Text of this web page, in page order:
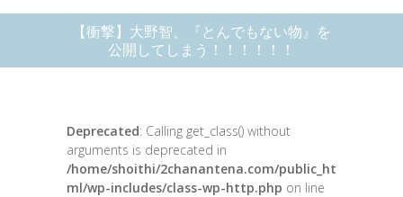
【衝撃】大野智、『とんでもない物』を
公開してしまう！！！！！！
Deprecated: Calling get_class() without
arguments is deprecated in
/home/shoithi/2chanantena.com/public_ht
ml/wp-includes/class-wp-http.php on line